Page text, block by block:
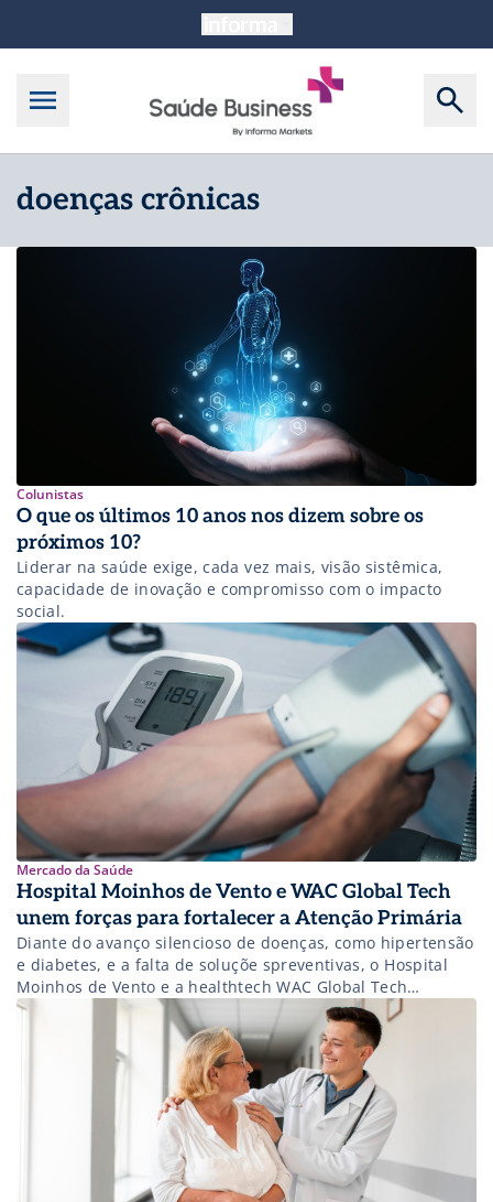
doenças crônicas
Colunistas
O que os últimos 10 anos nos dizem sobre os
próximos 10?
Liderar na saúde exige, cada vez mais, visão sistêmica,
capacidade de inovação e compromisso com o impacto
social.
Mercado da Saúde
Hospital Moinhos de Vento e WAC Global Tech
unem forças para fortalecer a Atenção Primária
Diante do avanço silencioso de doenças, como hipertensão
e diabetes, e a falta de soluçõe spreventivas, o Hospital
Moinhos de Vento e a healthtech WAC Global Tech
anunciaram, durante a Hospitalar 2025, parceria
estratégica para qualificar a Atenção Primária à Saúde. A
iniciativa une a excelência clínica do Hospital, referência
nacional em saúde de alta […]